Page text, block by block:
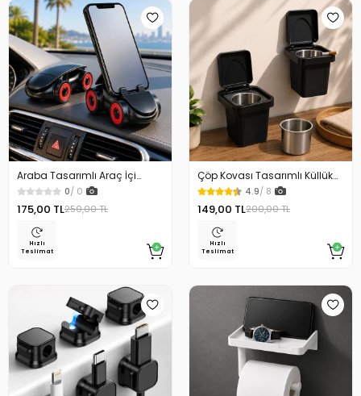
Araba Tasarımlı Araç İçi
Telefon Tutucu 360 Dönebilen
Ayarlı
0/ 0
175,00 TL250,00 TL
Hızlı
Teslimat
Çöp Kovası Tasarımlı Küllük
Duvar Masaüstü ve Araç İçin
Uygun Kullanım
4.9/ 8
149,00 TL200,00 TL
Hızlı
Teslimat